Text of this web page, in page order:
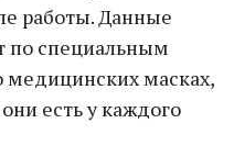
работы. Данные
по специальным
медицинских масках,
есть у каждого